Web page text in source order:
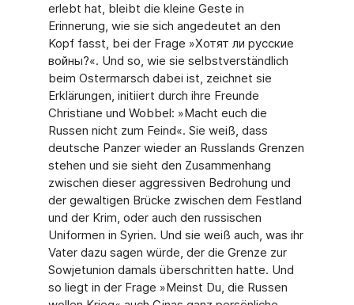
erlebt hat, bleibt die kleine Geste in
Erinnerung, wie sie sich angedeutet an den
Kopf fasst, bei der Frage »Хотят ли русские
войны?«. Und so, wie sie selbstverständlich
beim Ostermarsch dabei ist, zeichnet sie
Erklärungen, initiiert durch ihre Freunde
Christiane und Wobbel: »Macht euch die
Russen nicht zum Feind«. Sie weiß, dass
deutsche Panzer wieder an Russlands Grenzen
stehen und sie sieht den Zusammenhang
zwischen dieser aggressiven Bedrohung und
der gewaltigen Brücke zwischen dem Festland
und der Krim, oder auch den russischen
Uniformen in Syrien. Und sie weiß auch, was ihr
Vater dazu sagen würde, der die Grenze zur
Sowjetunion damals überschritten hatte. Und
so liegt in der Frage »Meinst Du, die Russen